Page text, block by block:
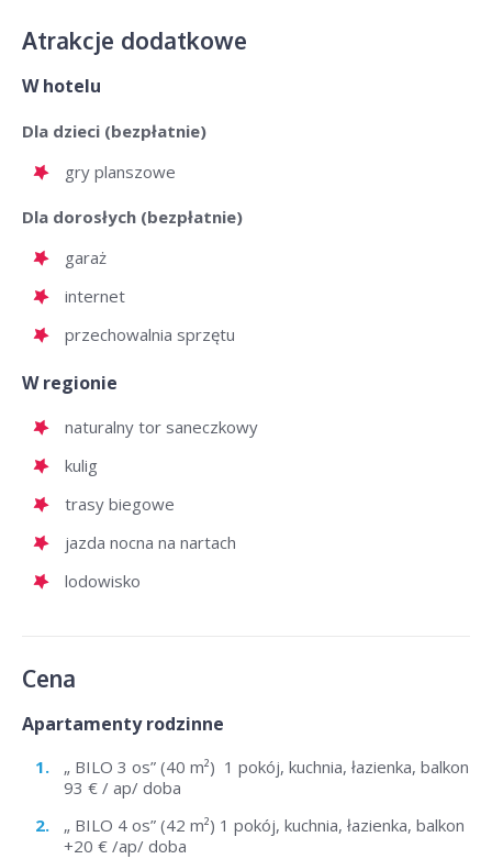
Atrakcje dodatkowe
W hotelu
Dla dzieci (bezpłatnie)
gry planszowe
Dla dorosłych (bezpłatnie)
garaż
internet
przechowalnia sprzętu
W regionie
naturalny tor saneczkowy
kulig
trasy biegowe
jazda nocna na nartach
lodowisko
Cena
Apartamenty rodzinne
„ BILO 3 os” (40 m²) 1 pokój, kuchnia, łazienka, balkon
93 € / ap/ doba
„ BILO 4 os” (42 m²) 1 pokój, kuchnia, łazienka, balkon
+20 € /ap/ doba